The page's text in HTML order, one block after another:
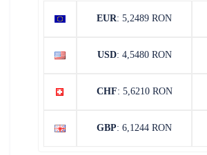
EUR: 5,2489 RON
USD: 4,5480 RON
CHF: 5,6210 RON
GBP: 6,1244 RON